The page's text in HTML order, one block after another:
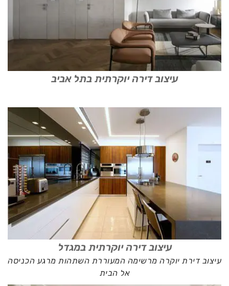
עיצוב דירה יוקרתית בתל אביב
עיצוב דירה יוקרתית במגדל
עיצוב דירת יוקרה מרשימה המעוררת השתהות מרגע הכניסה
אל הבית